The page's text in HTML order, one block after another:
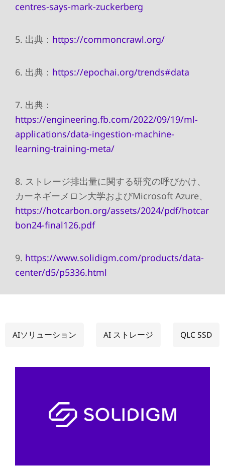
centres-says-mark-zuckerberg
5. 出典： https://commoncrawl.org/
6. 出典： https://epochai.org/trends#data
7. 出典：
https://engineering.fb.com/2022/09/19/ml-
applications/data-ingestion-machine-
learning-training-meta/
8. ストレージ排出量に関する研究の呼びかけ、
カーネギーメロン大学およびMicrosoft Azure、
https://hotcarbon.org/assets/2024/pdf/hotcar
bon24-final126.pdf
9. https://www.solidigm.com/products/data-
center/d5/p5336.html
AIソリューション AI ストレージ QLC SSD